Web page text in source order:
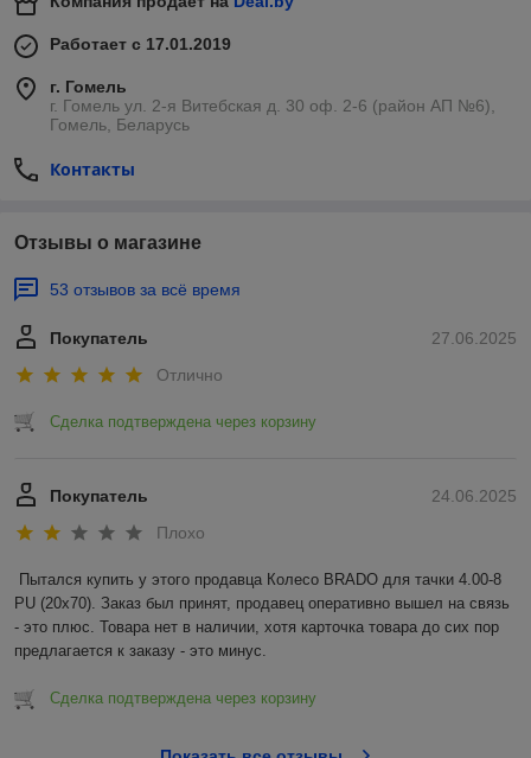
Борта оцинкованные высотой 310 мм., из металла
борт.Повышенной прочности за счет рифленой структуры и
толщины. Рама 60х40 окрашенная, ступица ВАЗ-2108,
комплектуется 4-х листовой рессорой Alko, в комплекте с
тентом, дугами, колесами. Светотехника польской фирмы
прочность по сравнению с осью круглого сечения.
Электрическая проводка спрятана в профильной трубе. На
ламинированная и многослойная, покрытие
противоскользящее. Прицеп оборудован стандартным
набором световых приборов, это комбинированные фонари,
поворотники, стоп-сигнал, светоотражающий треугольник.
Оснащен рессорно-амортизаторной подвеской.
Серия СТАНДАРТ ПЛЮС
толщины. Открывается задний и передний борт. Рама
цинкования.Ступица ВАЗ-2108, комплектуется 4-х листовой
Светотехника польской фирмы Fristom. Ось прицепа
квадратного сечения, что увеличивает прочность по
сравнению с осью круглого сечения. Электрическая
проводка спрятана в профильной трубе. На полу
многослойная, покрытие противоскользящее. Прицеп
Работает с 17.01.2019
г. Гомель
г. Гомель ул. 2-я Витебская д. 30 оф. 2-6 (район АП №6),
Гомель, Беларусь
Контакты
Отзывы о магазине
53 отзывов за всё время
27.06.2025
Покупатель
Отлично
Сделка подтверждена через корзину
24.06.2025
Покупатель
Плохо
Пытался купить у этого продавца Колесо BRADO для тачки 4.00-8
PU (20x70). Заказ был принят, продавец оперативно вышел на связь
- это плюс. Товара нет в наличии, хотя карточка товара до сих пор
предлагается к заказу - это минус.
Сделка подтверждена через корзину